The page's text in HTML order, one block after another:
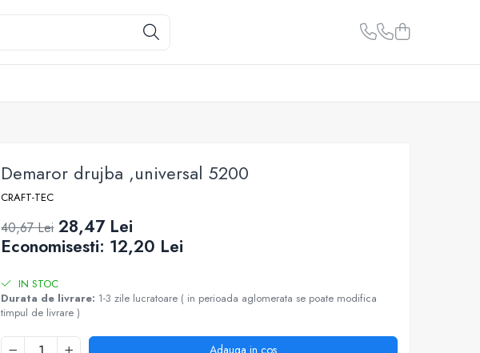
Demaror drujba ,universal 5200
CRAFT-TEC
40,67 Lei 28,47 Lei
Economisesti: 12,20 Lei
IN STOC
Durata de livrare: 1-3 zile lucratoare ( in perioada aglomerata se poate modifica
timpul de livrare )
Adauga in cos